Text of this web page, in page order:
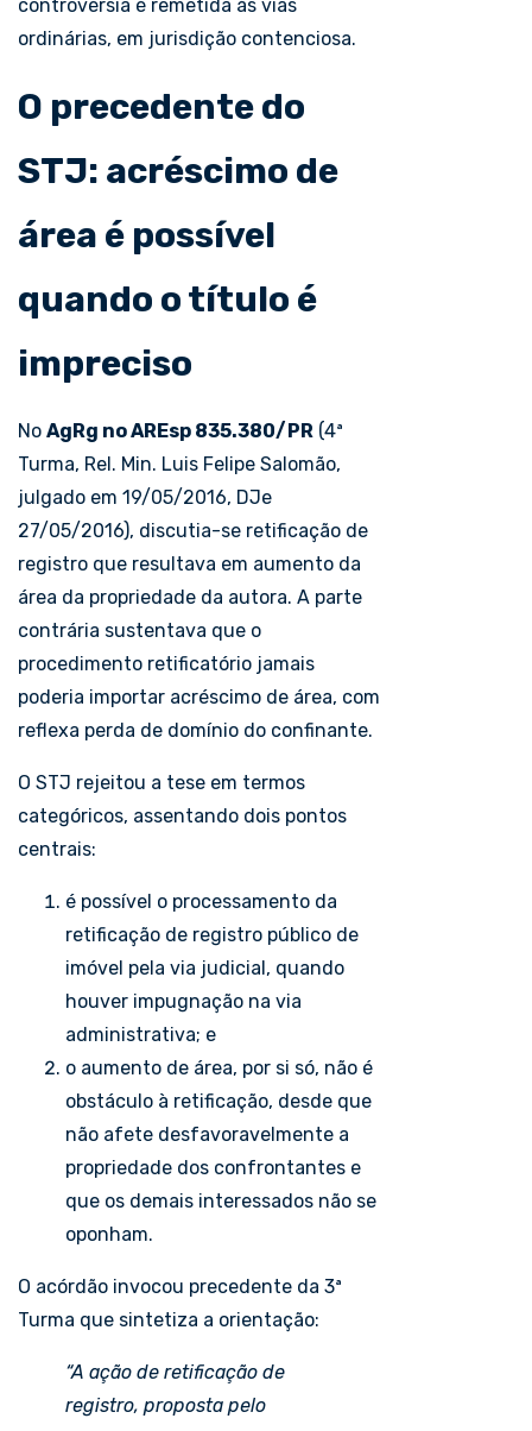
controvérsia é remetida às vias
ordinárias, em jurisdição contenciosa.
O precedente do
STJ: acréscimo de
área é possível
quando o título é
impreciso
No AgRg noAREsp 835.380/PR (4ª
Turma, Rel. Min. Luis Felipe Salomão,
julgado em 19/05/2016, DJe
27/05/2016), discutia-se retificação de
registro que resultava em aumento da
área da propriedade da autora. A parte
contrária sustentava que o
procedimento retificatório jamais
poderia importar acréscimo de área, com
reflexa perda de domínio do confinante.
O STJ rejeitou a tese em termos
categóricos, assentando dois pontos
centrais:
é possível o processamento da
retificação de registro público de
imóvel pela via judicial, quando
houver impugnação na via
administrativa; e
o aumento de área, por si só, não é
obstáculo à retificação, desde que
não afete desfavoravelmente a
propriedade dos confrontantes e
que os demais interessados não se
oponham.
O acórdão invocou precedente da 3ª
Turma que sintetiza a orientação:
“A ação de retificação de
registro, proposta pelo